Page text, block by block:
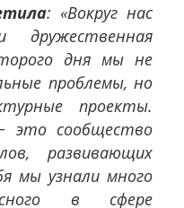
: «Вокруг нас
дня мы не
проблемы, но
проекты.
это сообщество
развивающих
мы узнали много
в сфере